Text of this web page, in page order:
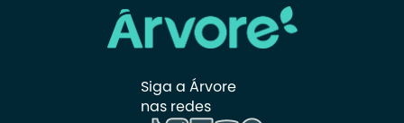
Siga a Árvore
nas redes